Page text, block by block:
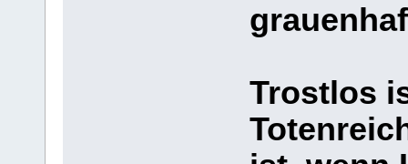
Trostlos